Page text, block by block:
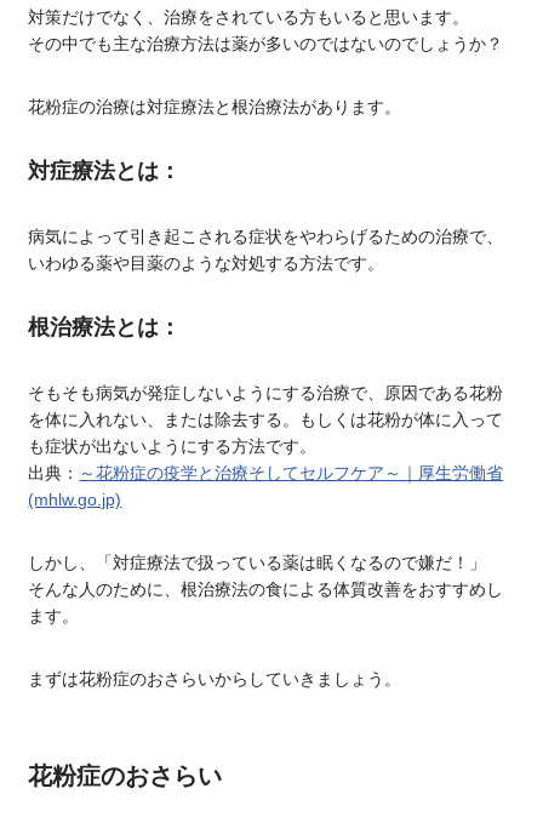
対策だけでなく、治療をされている方もいると思います。
その中でも主な治療方法は薬が多いのではないのでしょうか？
花粉症の治療は対症療法と根治療法があります。
対症療法とは：
病気によって引き起こされる症状をやわらげるための治療で、
いわゆる薬や目薬のような対処する方法です。
根治療法とは：
そもそも病気が発症しないようにする治療で、原因である花粉
を体に入れない、または除去する。もしくは花粉が体に入って
も症状が出ないようにする方法です。
出典： ～花粉症の疫学と治療そしてセルフケア～｜厚生労働省
(mhlw.go.jp)
しかし、「対症療法で扱っている薬は眠くなるので嫌だ！」
そんな人のために、根治療法の食による体質改善をおすすめし
ます。
まずは花粉症のおさらいからしていきましょう。
花粉症のおさらい